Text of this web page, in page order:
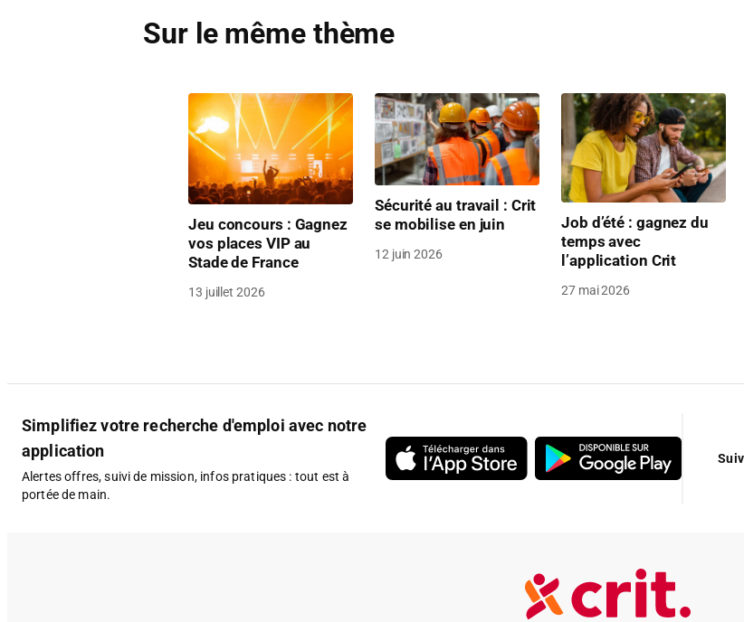
Sur le même thème
Jeu concours : Gagnez
vos places VIP au
Stade de France
13 juillet 2026
Sécurité au travail : Crit
se mobilise en juin
12 juin 2026
Job d’été : gagnez du
temps avec
l’application Crit
27 mai 2026